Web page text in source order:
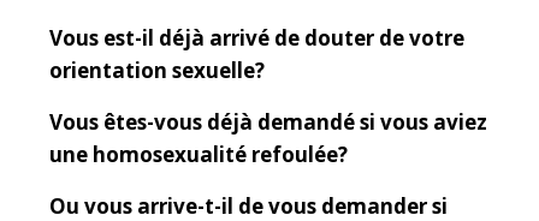
Vous est-il déjà arrivé de douter de votre
orientation sexuelle?
Vous êtes-vous déjà demandé si vous aviez
une homosexualité refoulée?
Ou vous arrive-t-il de vous demander si